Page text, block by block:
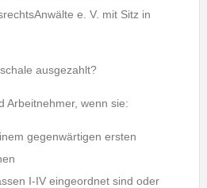
e. V. mit Sitz in
ausgezahlt?
Arbeitnehmer, wenn sie:
gegenwärtigen ersten
I-IV eingeordnet sind oder